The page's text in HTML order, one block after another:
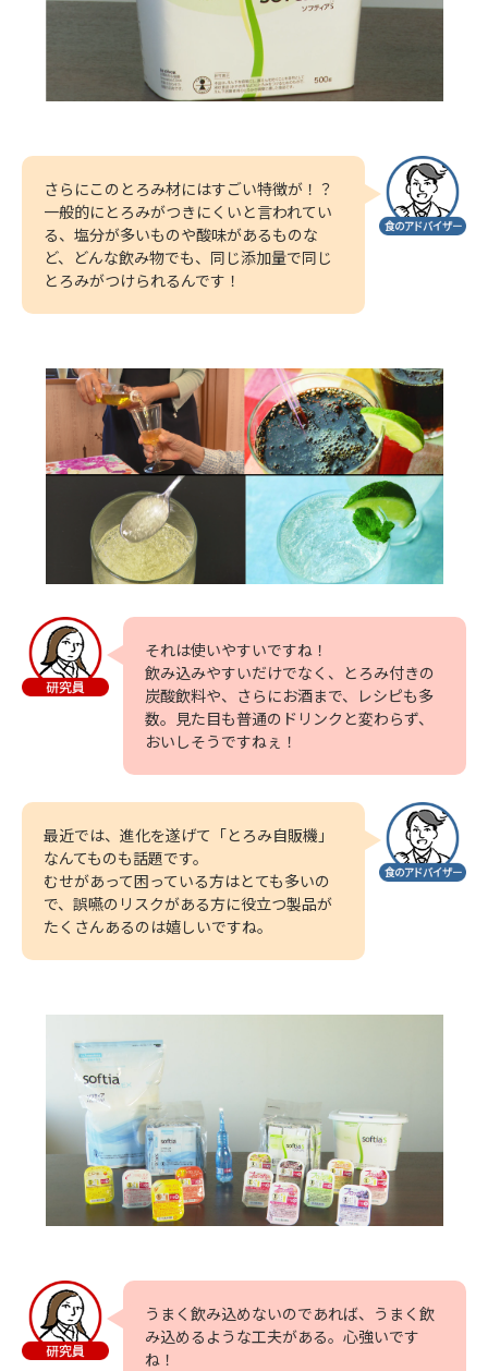
さらにこのとろみ材にはすごい特徴が！？
一般的にとろみがつきにくいと言われてい
る、塩分が多いものや酸味があるものな
ど、どんな飲み物でも、同じ添加量で同じ
とろみがつけられるんです！
それは使いやすいですね！
飲み込みやすいだけでなく、とろみ付きの
炭酸飲料や、さらにお酒まで、レシピも多
数。見た目も普通のドリンクと変わらず、
おいしそうですねぇ！
最近では、進化を遂げて「とろみ自販機」
なんてものも話題です。
むせがあって困っている方はとても多いの
で、誤嚥のリスクがある方に役立つ製品が
たくさんあるのは嬉しいですね。
うまく飲み込めないのであれば、うまく飲
み込めるような工夫がある。心強いです
ね！